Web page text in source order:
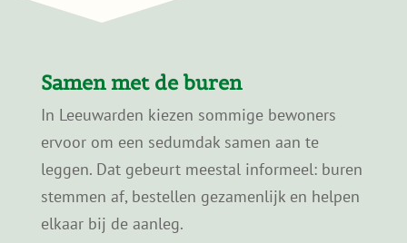
vaak maar één levering nodig. Dat maakt het
straat.
Wie wil weten hoe dit in de praktijk werkt,
kan een kijkje nemen bij onze
buurtinitiatieven.